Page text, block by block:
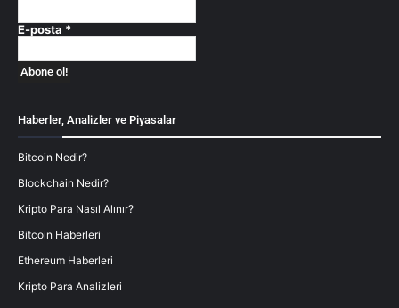
E-posta *
Haberler, Analizler ve Piyasalar
Bitcoin Nedir?
Blockchain Nedir?
Kripto Para Nasıl Alınır?
Bitcoin Haberleri
Ethereum Haberleri
Kripto Para Analizleri